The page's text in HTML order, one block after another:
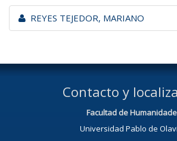
REYES TEJEDOR, MARIANO
Contacto y
Facultad de
Universidad Pablo de